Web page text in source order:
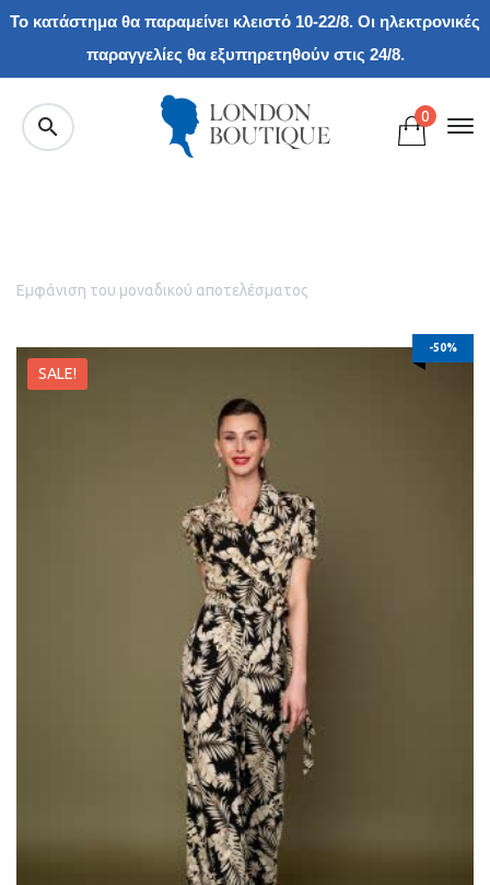
Το κατάστημα θα παραμείνει κλειστό 10-22/8. Οι ηλεκτρονικές
παραγγελίες θα εξυπηρετηθούν στις 24/8.
0
Εμφάνιση του μοναδικού αποτελέσματος
-50%
SALE!